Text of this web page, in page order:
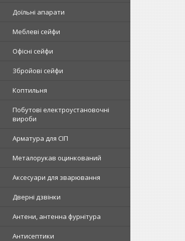
Доїльні апарати
Меблеві сейфи
Офісні сейфи
Збройові сейфи
Коптильня
Побутові електроустановочні
вироби
Арматура для СІП
Металорукав оцинкований
Аксесуари для зварювання
Дверні дзвінки
Антени, антенна фурнітура
Антисептики